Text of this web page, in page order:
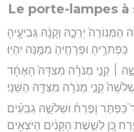
Le porte-lampes à
יְרֵכָ֣הּ וְקָנָ֔הּ גְּבִיעֶ֛יהָ
כַּפְתֹּרֶ֥יהָ וּפְרָחֶ֖יהָ מִמֶּ֥נָּה יִהְיֽוּ׃
׀ קְנֵ֣י מְנֹרָ֗ה מִצִּדָּהּ֙ הָאֶחָ֔ד
קְנֵ֣י מְנֹרָ֔ה מִצִּדָּ֖הּ הַשֵּׁנִֽי׃
וָפֶרַח֒ וּשְׁלֹשָׁ֣ה גְבִעִ֗ים
כֵּ֚ן לְשֵׁ֣שֶׁת הַקָּנִ֔ים הַיֹּצְאִ֖ים